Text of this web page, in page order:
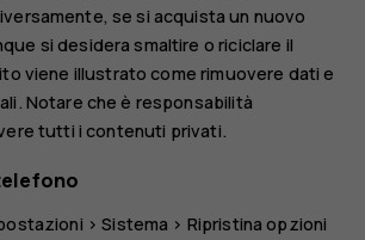
se si acquista un nuovo
si desidera smaltire o riciclare il
viene illustrato come rimuovere dati e
Notare che è responsabilità
tutti i contenuti privati.
>Sistema > Ripristina opzioni